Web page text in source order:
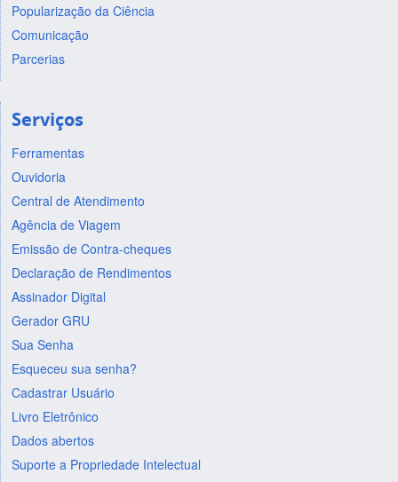
Popularização da Ciência
Comunicação
Parcerias
Serviços
Ferramentas
Ouvidoria
Central de Atendimento
Agência de Viagem
Emissão de Contra-cheques
Declaração de Rendimentos
Assinador Digital
Gerador GRU
Sua Senha
Esqueceu sua senha?
Cadastrar Usuário
Livro Eletrônico
Dados abertos
Suporte a Propriedade Intelectual